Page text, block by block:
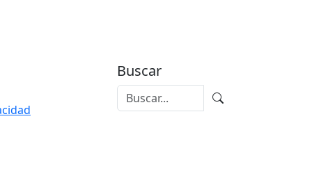
Buscar